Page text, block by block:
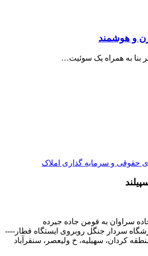
و هوشمند
جاده سراوان به فومن جاده جیرده
سردار جنگل روبروی ایستگاه قطار----